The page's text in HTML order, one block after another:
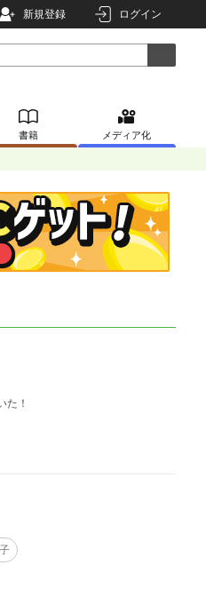
新規登録 ログイン
書籍 メディア化
た！